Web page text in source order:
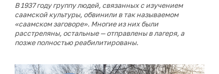
В 1937 году группу людей, связанных с изучением
саамской культуры, обвинили в так называемом
«саамском заговоре». Многие из них были
расстреляны, остальные — отправлены в лагеря, а
позже полностью реабилитированы.